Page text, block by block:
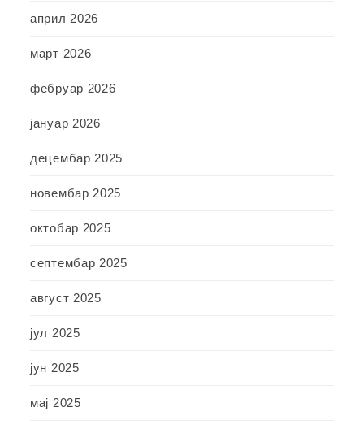
април 2026
март 2026
фебруар 2026
јануар 2026
децембар 2025
новембар 2025
октобар 2025
септембар 2025
август 2025
јул 2025
јун 2025
мај 2025